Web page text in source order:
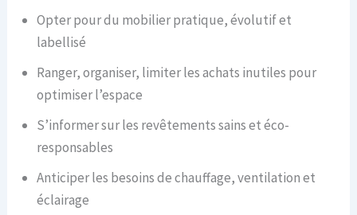
Opter pour du mobilier pratique, évolutif et
labellisé
Ranger, organiser, limiter les achats inutiles pour
optimiser l’espace
S’informer sur les revêtements sains et éco-
responsables
Anticiper les besoins de chauffage, ventilation et
éclairage